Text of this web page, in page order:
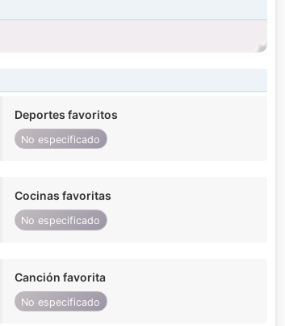
Deportes favoritos
No especificado
Cocinas favoritas
No especificado
Canción favorita
No especificado